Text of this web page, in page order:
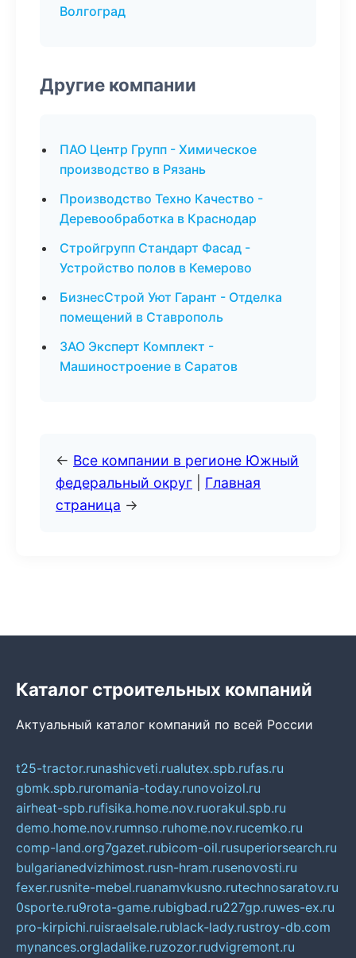
Волгоград
Другие компании
ПАО Центр Групп - Химическое
производство в Рязань
Производство Техно Качество -
Деревообработка в Краснодар
Стройгрупп Стандарт Фасад -
Устройство полов в Кемерово
БизнесСтрой Уют Гарант - Отделка
помещений в Ставрополь
ЗАО Эксперт Комплект -
Машиностроение в Саратов
← Все компании в регионе Южный
федеральный округ
Главная
страница →
Каталог строительных компаний
Актуальный каталог компаний по всей России
t25-tractor.runashicveti.rualutex.spb.rufas.ru
gbmk.spb.ruromania-today.runovoizol.ru
airheat-spb.rufisika.home.nov.ruorakul.spb.ru
demo.home.nov.rumnso.ruhome.nov.rucemko.ru
comp-land.org7gazet.rubicom-oil.rusuperiorsearch.ru
bulgarianedvizhimost.rusn-hram.rusenovosti.ru
fexer.rusnite-mebel.ruanamvkusno.rutechnosaratov.ru
0sporte.ru9rota-game.rubigbad.ru227gp.ruwes-ex.ru
pro-kirpichi.ruisraelsale.rublack-lady.rustroy-db.com
mynances.orgladalike.ruzozor.rudvigremont.ru